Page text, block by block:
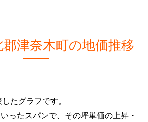
津奈木町の地価推移
たグラフです。
ったスパンで、その坪単価の上昇・